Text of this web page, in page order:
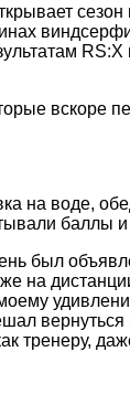
сезон
вскоре
на воде,
баллы
был
на
вернуться
тренеру,